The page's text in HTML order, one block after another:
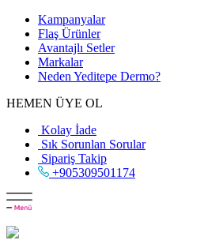
Kampanyalar
Flaş Ürünler
Avantajlı Setler
Markalar
Neden Yeditepe Dermo?
HEMEN ÜYE OL
Kolay İade
Sık Sorunlan Sorular
Sipariş Takip
+905309501174